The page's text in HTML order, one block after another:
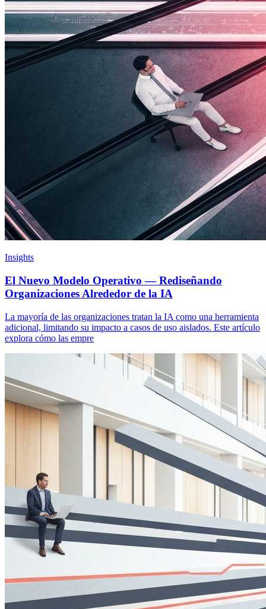
Insights
El Nuevo Modelo Operativo — Rediseñando
Organizaciones Alrededor de la IA
La mayoría de las organizaciones tratan la IA como una herramienta
adicional, limitando su impacto a casos de uso aislados. Este artículo
explora cómo las empre